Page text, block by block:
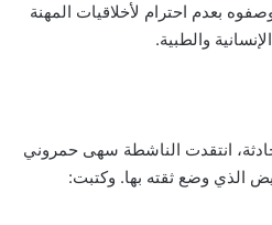
بعدم احترام لأخلاقيات المهنة
والطبية.
انتقدت الناشطة سهى حمروني
الذي وضع ثقته بها. وكتبت: